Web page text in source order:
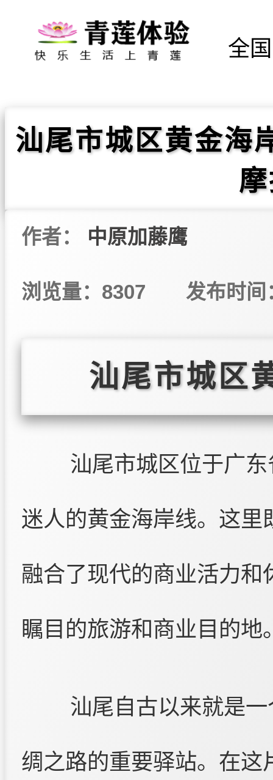
全国
汕尾市城区黄金海
作者： 中原加藤鹰
浏览量：8307 发布时间
汕尾市城区
汕尾市城区位于广
迷人的黄金海岸线。这
融合了现代的商业活力
瞩目的旅游和商业目的地
汕尾自古以来就是
绸之路的重要驿站。在